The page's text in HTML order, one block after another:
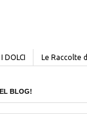
DOLCI Le Raccolte
BLOG!